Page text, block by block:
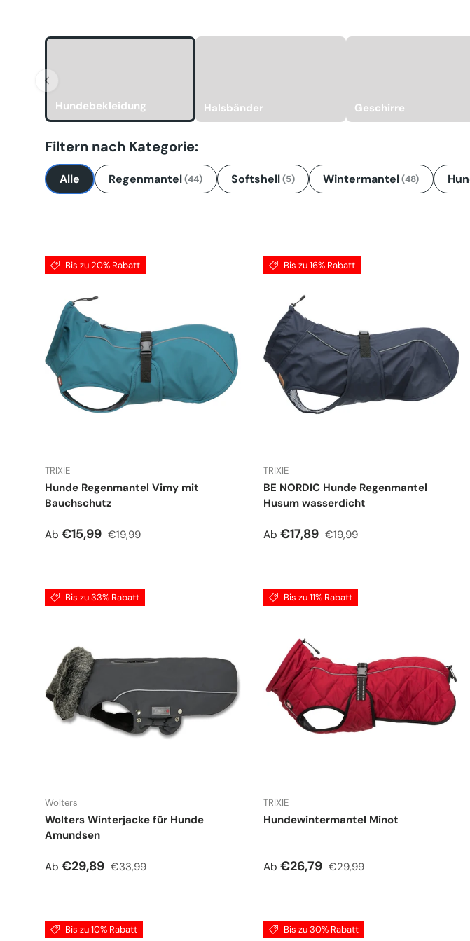
Hundebekleidung Halsbänder Geschirre
Filtern nach Kategorie:
Alle Regenmantel(44) Softshell(5) Wintermantel(48)
Bis zu 20% Rabatt
TRIXIE
Hunde Regenmantel Vimy mit
Bauchschutz
Verkaufspreis
Ab €15,99 Normaler Preis
€19,99
Bis zu 16% Rabatt
TRIXIE
BE NORDIC Hunde Regenmantel
Husum wasserdicht
Verkaufspreis
Ab €17,89 Normaler Preis
€19,99
Bis zu 33% Rabatt
Wolters
Wolters Winterjacke für Hunde
Amundsen
Verkaufspreis
Ab €29,89 Normaler Preis
€33,99
Bis zu 11% Rabatt
TRIXIE
Hundewintermantel Minot
Verkaufspreis
Ab €26,79 Normaler Preis
€29,99
Bis zu 10% Rabatt Bis zu 30% Rabatt